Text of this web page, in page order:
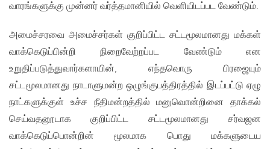
வாரங்களுக்கு முன்னர் வர்த்தமானியில் வெளியிடப்பட வேண்டும்.
அமைச்சரவை அமைச்சர்கள் குறிப்பிட்ட சட்டமூலமானது மக்கள்
வாக்கெடுப்பின்றி நிறைவேற்றப்பட வேண்டும் என
உறுதிப்படுத்துவார்களாயின், எந்தவொரு பிரஜையும்
சட்டமூலமானது நாடாளுமன்ற ஒழுங்குபத்திரத்தில் இடப்பட்டு ஏழு
நாட்களுக்குள் உச்ச நீதிமன்றத்தில் மனுவொன்றினை தாக்கல்
செய்வதனூடாக குறிப்பிட்ட சட்டமூலமானது சர்வஜன
வாக்கெடுப்பொன்றின் மூலமாக பொது மக்களுடைய